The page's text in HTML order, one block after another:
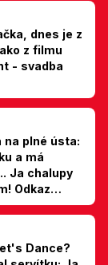
dnes je z
z filmu
- svadba
na plné ústa:
a má
Ja chalupy
Odkaz
Dance?